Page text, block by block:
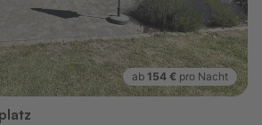
ab 154 € pro Nacht